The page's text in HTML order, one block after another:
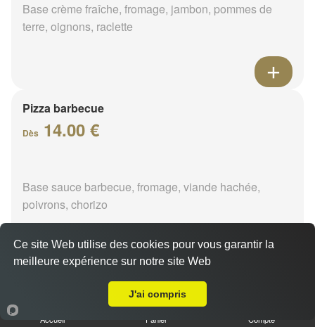
Base crème fraîche, fromage, jambon, pommes de
terre, oignons, raclette
Pizza barbecue
Dès 14.00 €
Base sauce barbecue, fromage, viande hachée,
poivrons, chorizo
Accueil Panier Compte
Ce site Web utilise des cookies pour vous garantir la
meilleure expérience sur notre site Web
J'ai compris